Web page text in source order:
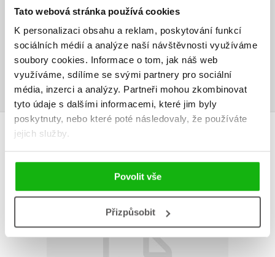
Tato webová stránka používá cookies
K personalizaci obsahu a reklam, poskytování funkcí
sociálních médií a analýze naší návštěvnosti využíváme
soubory cookies. Informace o tom, jak náš web
využíváme, sdílíme se svými partnery pro sociální
média, inzerci a analýzy. Partneři mohou zkombinovat
tyto údaje s dalšími informacemi, které jim byly
poskytnuty, nebo které poté následovaly, že používáte
jejich služby.
Povolit vše
Přizpůsobit
Vaše hodnocení
Uživatelskou recenzi mohou vkládat pouze registrovaní uživatelé
Přihlásit